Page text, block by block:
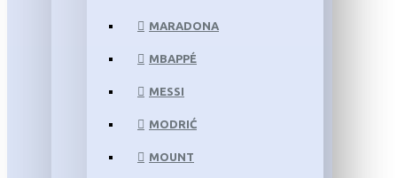
MARADONA
MBAPPÉ
MESSI
MODRIĆ
MOUNT